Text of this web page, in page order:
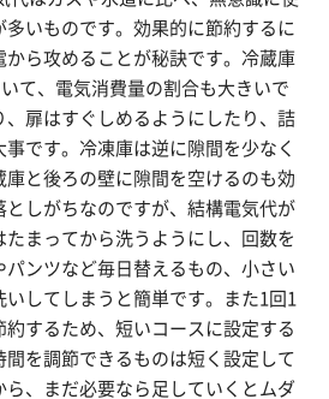
多いものです。効果的に節約するに
から攻めることが秘訣です。冷蔵庫
て、電気消費量の割合も大きいで
、扉はすぐしめるようにしたり、詰
です。冷凍庫は逆に隙間を少なく
庫と後ろの壁に隙間を空けるのも効
としがちなのですが、結構電気代が
まってから洗うようにし、回数を
ンツなど毎日替えるもの、小さい
してしまうと簡単です。また1回1
約するため、短いコースに設定する
間を調節できるものは短く設定して
ら、まだ必要なら足していくとムダ